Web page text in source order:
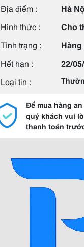
Địa điểm :
Hà
Hình thức :
Cho
Tình trạng :
Hết hạn :
22/
Loại tin :
Để mua hàng
quý khách vui
thanh toán